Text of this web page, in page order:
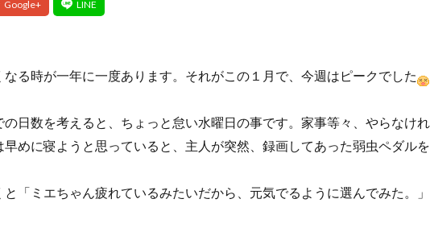
る時が一年に一度あります。それがこの１月で、今週はピークでした
日数を考えると、ちょっと怠い水曜日の事です。家事等々、やらなけれ
めに寝ようと思っていると、主人が突然、録画してあった弱虫ペダルを
と「ミエちゃん疲れているみたいだから、元気でるように選んでみた。」